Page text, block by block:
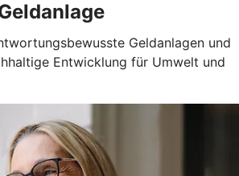
Geldanlagen und
Entwicklung für Umwelt und